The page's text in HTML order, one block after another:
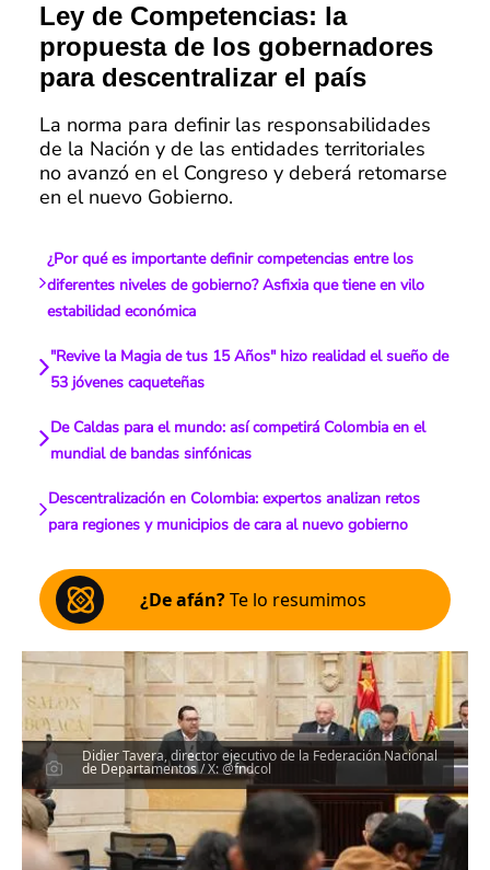
Ley de Competencias: la
propuesta de los gobernadores
para descentralizar el país
La norma para definir las responsabilidades
de la Nación y de las entidades territoriales
no avanzó en el Congreso y deberá retomarse
en el nuevo Gobierno.
¿Por qué es importante definir competencias entre los
diferentes niveles de gobierno? Asfixia que tiene en vilo
estabilidad económica
"Revive la Magia de tus 15 Años" hizo realidad el sueño de
53 jóvenes caqueteñas
De Caldas para el mundo: así competirá Colombia en el
mundial de bandas sinfónicas
Descentralización en Colombia: expertos analizan retos
para regiones y municipios de cara al nuevo gobierno
¿De afán?Te lo resumimos
Didier Tavera, director ejecutivo de la Federación Nacional
de Departamentos / X: @fndcol